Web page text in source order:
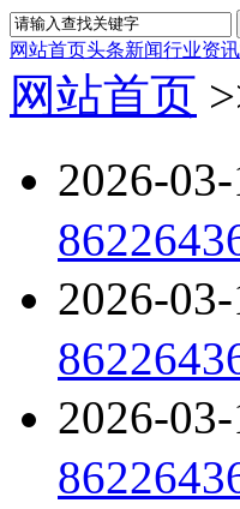
网站首页头条新闻行业资讯
网站首页
2026-
2026-
2026-